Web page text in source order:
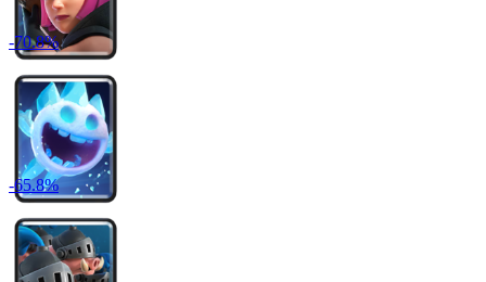
-70.8%
-65.8%